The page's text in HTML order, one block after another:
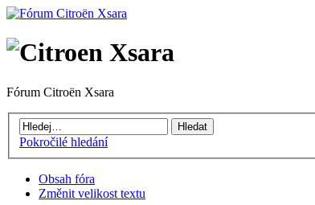
Fórum Citroën Xsara
Pokročilé hledání
Obsah fóra
Změnit velikost textu